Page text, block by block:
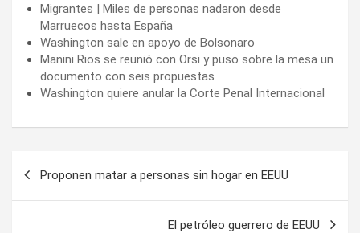
Migrantes | Miles de personas nadaron desde
Marruecos hasta España
Washington sale en apoyo de Bolsonaro
Manini Rios se reunió con Orsi y puso sobre la mesa un
documento con seis propuestas
Washington quiere anular la Corte Penal Internacional
Proponen matar a personas sin hogar en EEUU
El petróleo guerrero de EEUU